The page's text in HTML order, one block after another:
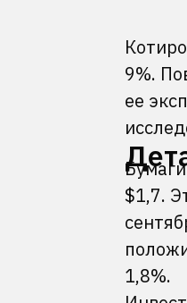
9%.
ее
$1,7.
1,8%.